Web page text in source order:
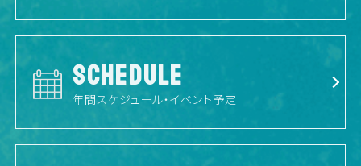
SCHEDULE
年間スケジュール・イベント予定